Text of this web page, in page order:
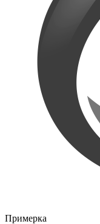
Примерка